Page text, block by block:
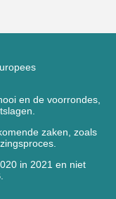
en de voorrondes,
zaken, zoals
in 2021 en niet